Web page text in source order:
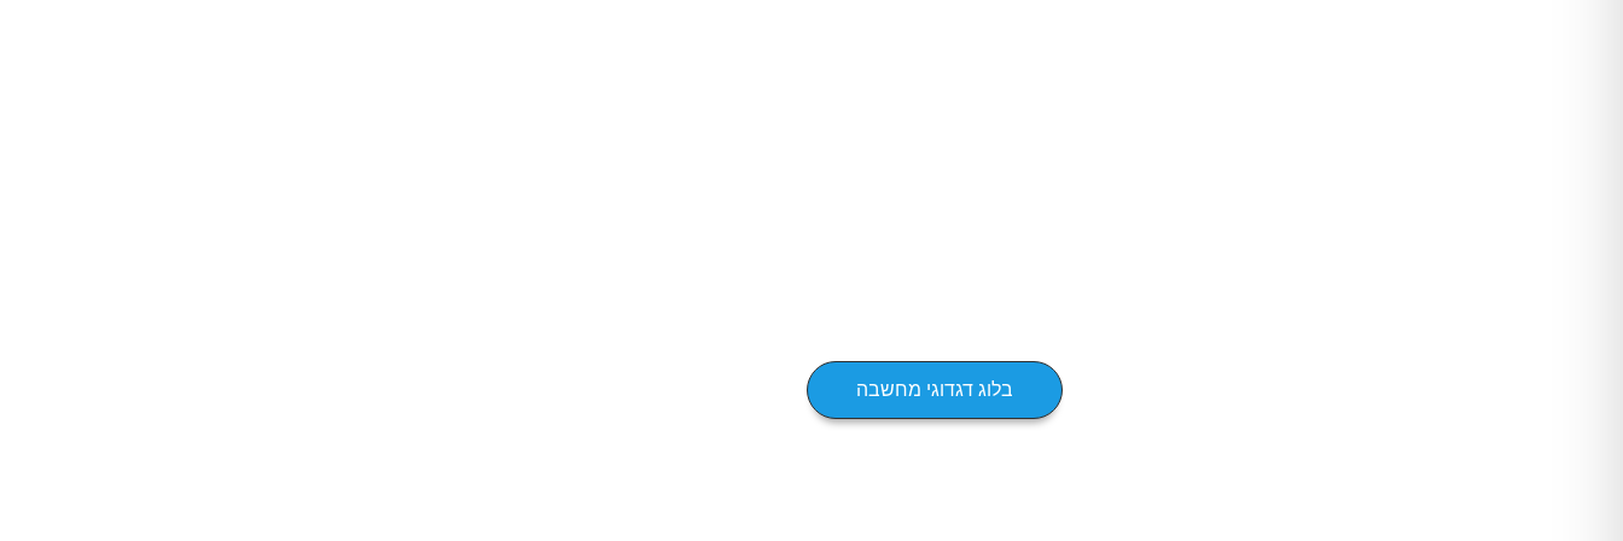
בלוג דגדוגי מחשבה